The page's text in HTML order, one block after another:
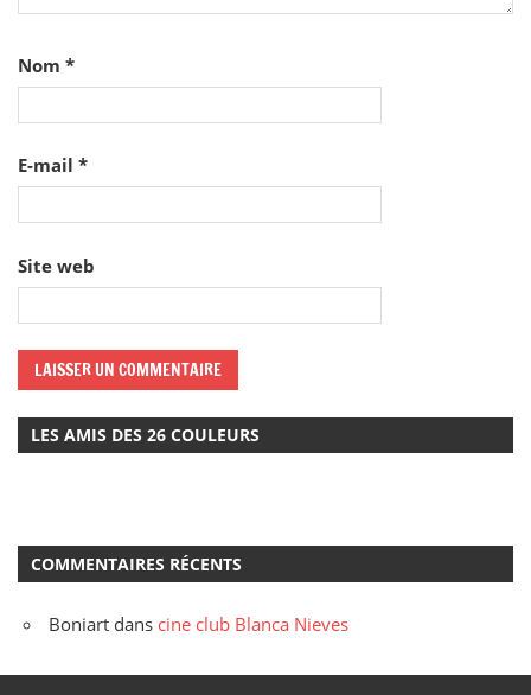
Nom *
E-mail *
Site web
LES AMIS DES 26 COULEURS
COMMENTAIRES RÉCENTS
Boniartdans cine club Blanca Nieves